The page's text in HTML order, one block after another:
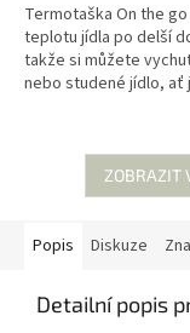
Termotaška On the
teplotu jídla po delší
takže si můžete
nebo studené jídlo, ať
ZOBRAZIT
Popis Diskuze
Detailní popis